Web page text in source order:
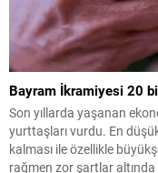
Bayram İkramiyesi 20
Son yıllarda yaşanan
yurttaşları vurdu. En düşük
kalması ile özellikle
rağmen zor şartlar altında